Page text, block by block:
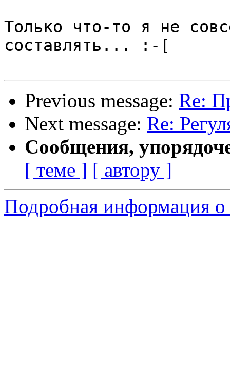
Только что-то я не
составлять... :-[
Previous message: Re:
Next message: Re:
Сообщения,
[ теме ] [ автору ]
Подробная информация